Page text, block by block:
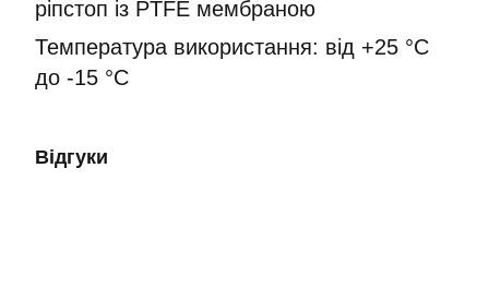
ріпстоп із PTFE мембраною
Температура використання: від +25 °C
до -15 °C
Відгуки